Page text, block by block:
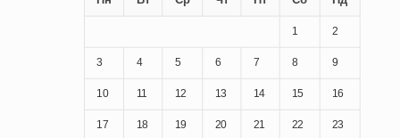
1 2
3 4 5 6 7 8 9
10 11 12 13 14 15 16
17 18 19 20 21 22 23